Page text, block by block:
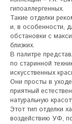
гипоаллергенных.
Такие отделки
и, в особенности,
обстановки с
близких.
В палитре
по старинной
искусственных
Они просты в
приятный
натуральную
Этот тип отделки
воздействию УФ,